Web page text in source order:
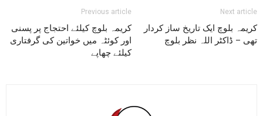
Previous article
کریمہ بلوچ کیلئے احتجاج پر پسنی
اور کوئٹہ میں خواتین کی گرفتاری
کیلئے چھاپے
Next article
کریمہ بلوچ ایک تاریخ ساز کردار
تھی – ڈاکٹر اللہ نظر بلوچ